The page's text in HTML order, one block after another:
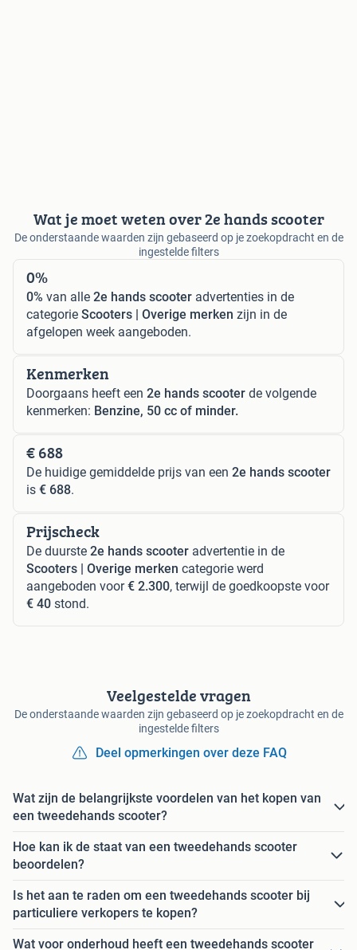
Wat je moet weten over 2e hands scooter
De onderstaande waarden zijn gebaseerd op je zoekopdracht en de
ingestelde filters
0%
0% van alle 2e hands scooter advertenties in de
categorie Scooters | Overige merken zijn in de
afgelopen week aangeboden.
Kenmerken
Doorgaans heeft een 2e hands scooter de volgende
kenmerken: Benzine, 50 cc of minder.
€ 688
De huidige gemiddelde prijs van een 2e hands scooter
is € 688.
Prijscheck
De duurste 2e hands scooter advertentie in de
Scooters | Overige merken categorie werd
aangeboden voor€ 2.300, terwijl de goedkoopste voor
€ 40 stond.
Veelgestelde vragen
De onderstaande waarden zijn gebaseerd op je zoekopdracht en de
ingestelde filters
Deel opmerkingen over deze FAQ
Wat zijn de belangrijkste voordelen van het kopen van
een tweedehands scooter?
Hoe kan ik de staat van een tweedehands scooter
beoordelen?
Is het aan te raden om een tweedehands scooter bij
particuliere verkopers te kopen?
Wat voor onderhoud heeft een tweedehands scooter